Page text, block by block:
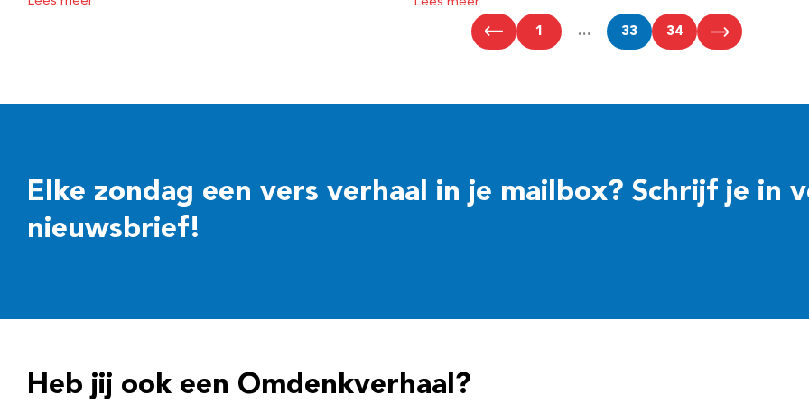
1 … 33 34
Elke zondag een vers verhaal in je mailbox? Schrijf je in
nieuwsbrief!
Heb jij ook een Omdenkverhaal?